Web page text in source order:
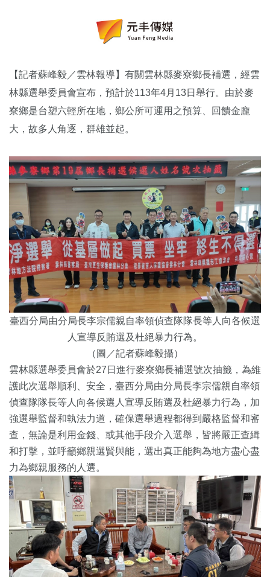
【記者蘇峰毅／雲林報導】有關雲林縣麥寮鄉長補選，經雲
林縣選舉委員會宣布，預計於113年4月13日舉行。由於麥
寮鄉是台塑六輕所在地，鄉公所可運用之預算、回饋金龐
大，故多人角逐，群雄並起。
臺西分局由分局長李宗儒親自率領偵查隊隊長等人向各候選
人宣導反賄選及杜絕暴力行為。
（圖／記者蘇峰毅攝）
雲林縣選舉委員會於27日進行麥寮鄉長補選號次抽籤，為維
護此次選舉順利、安全，臺西分局由分局長李宗儒親自率領
偵查隊隊長等人向各候選人宣導反賄選及杜絕暴力行為，加
強選舉監督和執法力道，確保選舉過程都得到嚴格監督和審
查，無論是利用金錢、或其他手段介入選舉，皆將嚴正查緝
和打擊，並呼籲鄉親選賢與能，選出真正能夠為地方盡心盡
力為鄉親服務的人選。